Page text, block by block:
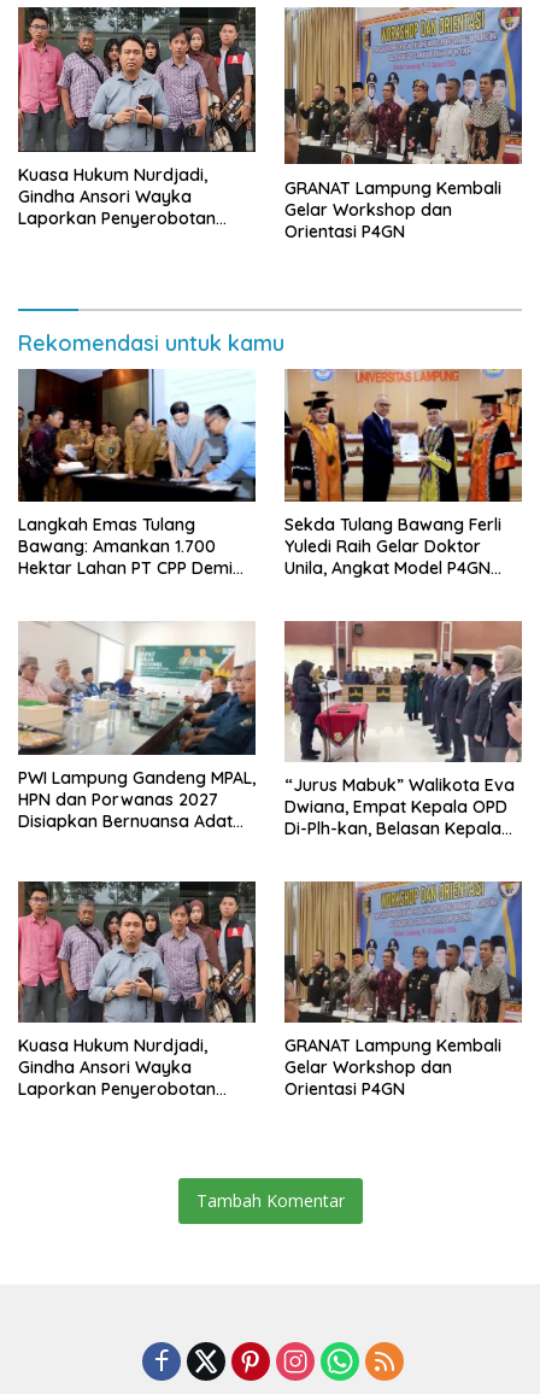
Kuasa Hukum Nurdjadi,
Gindha Ansori Wayka
Laporkan Penyerobotan
GRANAT Lampung Kembali
Gelar Workshop dan
Orientasi P4GN
Rekomendasi untuk kamu
Langkah Emas Tulang
Bawang: Amankan 1.700
Hektar Lahan PT CPP Demi
Sekda Tulang Bawang Ferli
Yuledi Raih Gelar Doktor
Unila, Angkat Model P4GN
PWI Lampung Gandeng MPAL,
HPN dan Porwanas 2027
Disiapkan Bernuansa Adat
“Jurus Mabuk” Walikota Eva
Dwiana, Empat Kepala OPD
Di-Plh-kan, Belasan Kepala
Kuasa Hukum Nurdjadi,
Gindha Ansori Wayka
Laporkan Penyerobotan
GRANAT Lampung Kembali
Gelar Workshop dan
Orientasi P4GN
Tambah Komentar